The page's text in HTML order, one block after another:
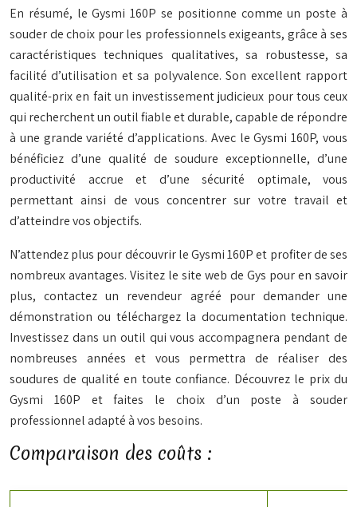
En résumé, le Gysmi 160P se positionne comme un poste à
souder de choix pour les professionnels exigeants, grâce à ses
caractéristiques techniques qualitatives, sa robustesse, sa
facilité d’utilisation et sa polyvalence. Son excellent rapport
qualité-prix en fait un investissement judicieux pour tous ceux
qui recherchent un outil fiable et durable, capable de répondre
à une grande variété d’applications. Avec le Gysmi 160P, vous
bénéficiez d’une qualité de soudure exceptionnelle, d’une
productivité accrue et d’une sécurité optimale, vous
permettant ainsi de vous concentrer sur votre travail et
d’atteindre vos objectifs.
N’attendez plus pour découvrir le Gysmi 160P et profiter de ses
nombreux avantages. Visitez le site web de Gys pour en savoir
plus, contactez un revendeur agréé pour demander une
démonstration ou téléchargez la documentation technique.
Investissez dans un outil qui vous accompagnera pendant de
nombreuses années et vous permettra de réaliser des
soudures de qualité en toute confiance. Découvrez le prix du
Gysmi 160P et faites le choix d’un poste à souder
professionnel adapté à vos besoins.
Comparaison des coûts :